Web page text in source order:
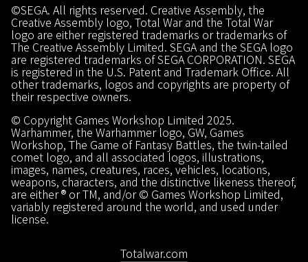
©SEGA. All rights reserved. Creative Assembly, the
Creative Assembly logo, Total War and the Total War
logo are either registered trademarks or trademarks of
The Creative Assembly Limited. SEGA and the SEGA logo
are registered trademarks of SEGA CORPORATION. SEGA
is registered in the U.S. Patent and Trademark Office. All
other trademarks, logos and copyrights are property of
their respective owners.
© Copyright Games Workshop Limited 2025.
Warhammer, the Warhammer logo, GW, Games
Workshop, The Game of Fantasy Battles, the twin-tailed
comet logo, and all associated logos, illustrations,
images, names, creatures, races, vehicles, locations,
weapons, characters, and the distinctive likeness thereof,
are either ® or TM, and/or © Games Workshop Limited,
variably registered around the world, and used under
license.
Totalwar.com